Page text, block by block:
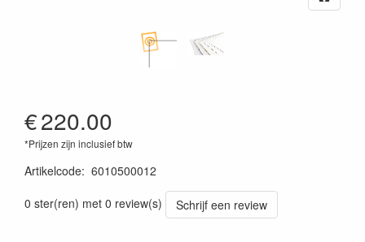
€220.00
*Prijzen zijn inclusief btw
Artikelcode: 6010500012
0 ster(ren) met 0 review(s)
Schrijf een review